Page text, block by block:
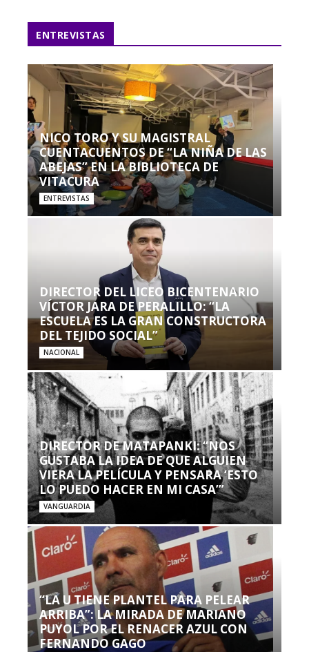
ENTREVISTAS
NICO TORO Y SU MAGISTRAL
CUENTACUENTOS DE “LA NIÑA DE LAS
ABEJAS” EN LA BIBLIOTECA DE
VITACURA
ENTREVISTAS
DIRECTOR DEL LICEO BICENTENARIO
VÍCTOR JARA DE PERALILLO: “LA
ESCUELA ES LA GRAN CONSTRUCTORA
DEL TEJIDO SOCIAL”
NACIONAL
DIRECTOR DE MATAPANKI: “NOS
GUSTABA LA IDEA DE QUE ALGUIEN
VIERA LA PELÍCULA Y PENSARA ‘ESTO
LO PUEDO HACER EN MI CASA’”
VANGUARDIA
“LA U TIENE PLANTEL PARA PELEAR
ARRIBA”: LA MIRADA DE MARIANO
PUYOL POR EL RENACER AZUL CON
FERNANDO GAGO